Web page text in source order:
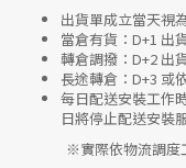
出貨單成立當天視
當倉有貨： D+1 出
轉倉調撥： D+2 出
長途轉倉： D+3 或
每日配送安裝工作
日將停止配送安裝
※實際依物流調度工